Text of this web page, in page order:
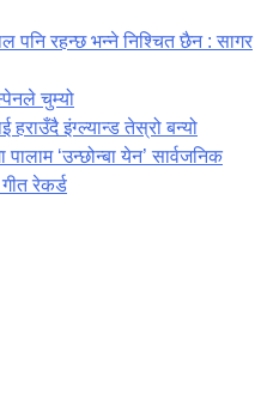
पनि रहन्छ भन्ने निश्चित छैन : सागर
चुम्यो
इंग्ल्यान्ड तेस्रो बन्यो
‘उन्छोन्बा येन’ सार्वजनिक
रेकर्ड